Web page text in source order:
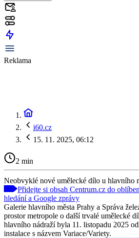
Reklama
i60.cz
15. 11. 2025, 06:12
2 min
Neobvyklé nové umělecké dílo u hlavního
Přidejte si obsah Centrum.cz do
hledání a Google zprávy
Galerie hlavního města Prahy a Správa
prostor metropole o další trvalé umělecké
hlavního nádraží byla 11. listopadu 2025
instalace s názvem Variace/Variety.